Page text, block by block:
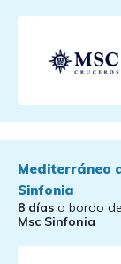
Mediterráneo
Sinfonia
8 días a bordo
Msc Sinfonia